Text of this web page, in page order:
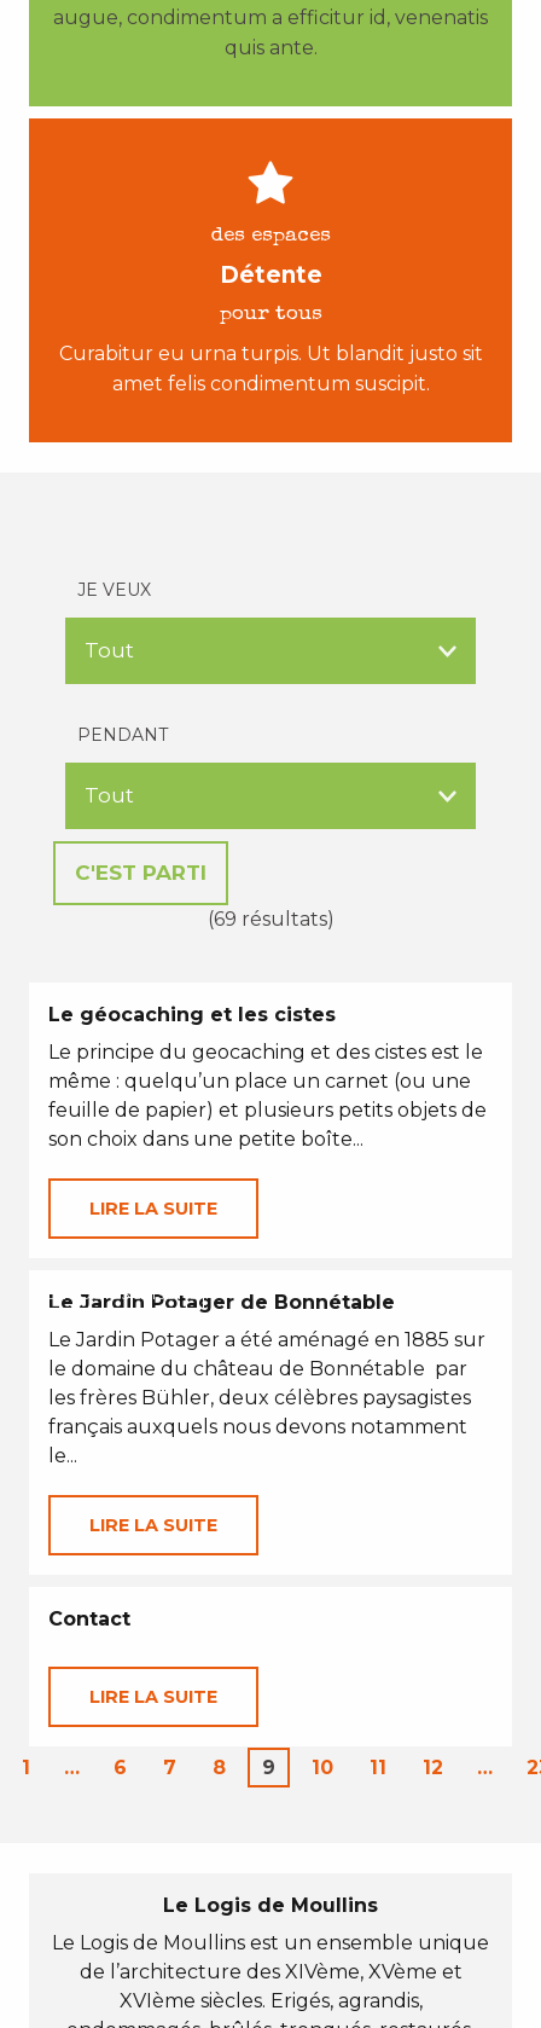
augue, condimentum a efficitur id, venenatis
quis ante.
des espaces
Détente
pour tous
Curabitur eu urna turpis. Ut blandit justo sit
amet felis condimentum suscipit.
JE VEUX
PENDANT
(69 résultats)
Le géocaching et les cistes
Le principe du geocaching et des cistes est le
même : quelqu’un place un carnet (ou une
feuille de papier) et plusieurs petits objets de
son choix dans une petite boîte...
LIRE LA SUITE
EN TOUTES SAISONS
Le Jardin Potager de Bonnétable
Le Jardin Potager a été aménagé en 1885 sur
le domaine du château de Bonnétable par
les frères Bühler, deux célèbres paysagistes
français auxquels nous devons notamment
le...
LIRE LA SUITE
Contact
LIRE LA SUITE
1 … 6 7 8 9 10 11 12 …
Le Logis de Moullins
Le Logis de Moullins est un ensemble unique
de l’architecture des XIVème, XVème et
XVIème siècles. Erigés, agrandis,